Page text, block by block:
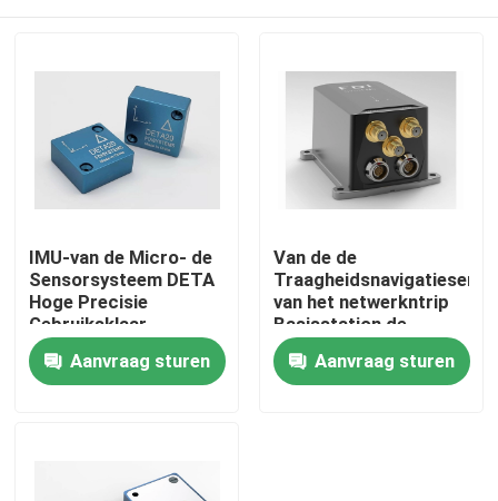
Thuis
Over ons
IMU-van de Micro- de
Sensorsysteem DETA
Hoge Precisie
Gebruiksklaar
Traagheidsnavigatie
20 Reeksen
Aanvraag sturen
Van de de
van het netwerkntrip
Basisstation de
Gegevens van de
Steunchihiro location
obtain differential
Aanvraag sturen